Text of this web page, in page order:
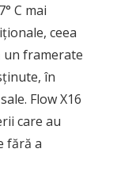
C mai
ceea
un framerate
în
Flow X16
care au
fără a